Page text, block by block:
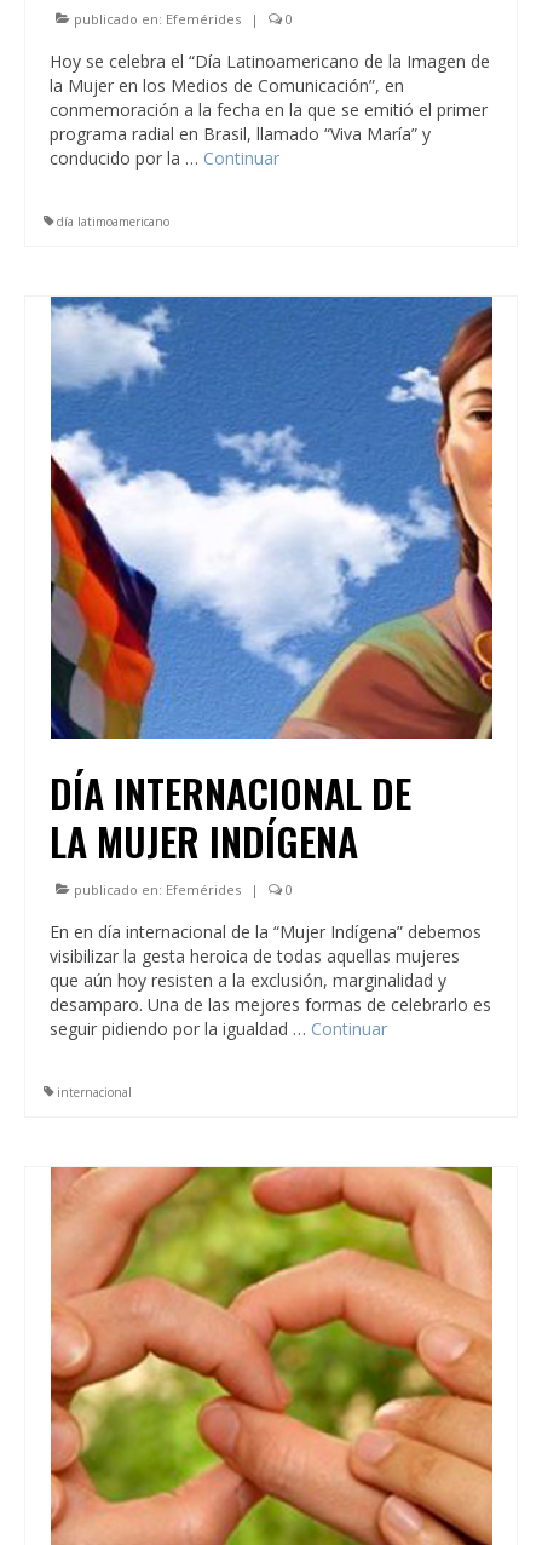
publicado en: Efemérides | 0
Hoy se celebra el “Día Latinoamericano de la Imagen de
la Mujer en los Medios de Comunicación”, en
conmemoración a la fecha en la que se emitió el primer
programa radial en Brasil, llamado “Viva María” y
conducido por la … Continuar
día latimoamericano
DÍA INTERNACIONAL DE
LA MUJER INDÍGENA
publicado en: Efemérides | 0
En en día internacional de la “Mujer Indígena” debemos
visibilizar la gesta heroica de todas aquellas mujeres
que aún hoy resisten a la exclusión, marginalidad y
desamparo. Una de las mejores formas de celebrarlo es
seguir pidiendo por la igualdad … Continuar
internacional